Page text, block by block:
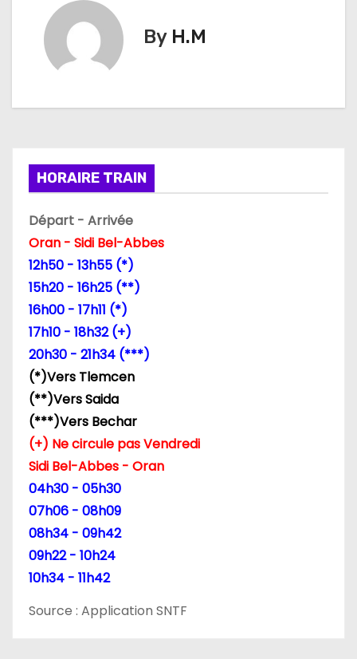
t
o
n
d
e
a
r
t
c
e
By H.M
HORAIRE TRAIN
Départ - Arrivée
Oran - Sidi Bel-Abbes
12h50 - 13h55 (*)
15h20 - 16h25 (**)
16h00 - 17h11 (*)
17h10 - 18h32 (+)
20h30 - 21h34 (***)
(*)Vers Tlemcen
(**)Vers Saida
(***)Vers Bechar
(+) Ne circule pas Vendredi
Sidi Bel-Abbes - Oran
04h30 - 05h30
07h06 - 08h09
08h34 - 09h42
09h22 - 10h24
10h34 - 11h42
Source : Application SNTF